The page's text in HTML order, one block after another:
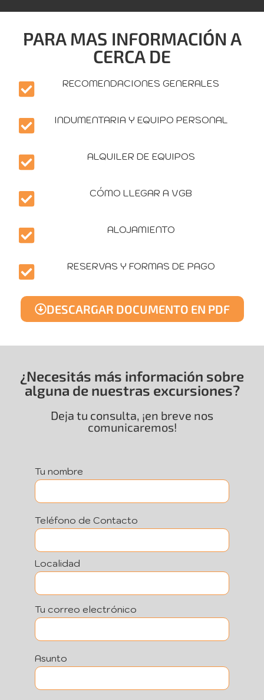
PARA MAS INFORMACIÓN A
CERCA DE
RECOMENDACIONES GENERALES
INDUMENTARIA Y EQUIPO PERSONAL
ALQUILER DE EQUIPOS
CÓMO LLEGAR A VGB
ALOJAMIENTO
RESERVAS Y FORMAS DE PAGO
DESCARGAR DOCUMENTO EN PDF
¿Necesitás más información sobre
alguna de nuestras excursiones?
Deja tu consulta, ¡en breve nos
comunicaremos!
Tu nombre
Teléfono de Contacto
Localidad
Tu correo electrónico
Asunto